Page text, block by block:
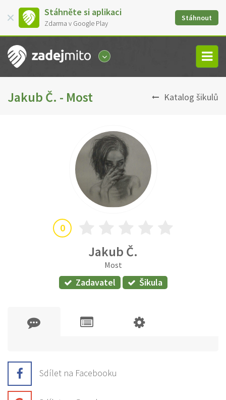
Stáhněte si aplikaci
Zdarma v Google Play
Stáhnout
Jakub Č. - Most Katalog šikulů
0
Jakub Č.
Most
Zadavatel Šikula
Sdílet na Facebooku